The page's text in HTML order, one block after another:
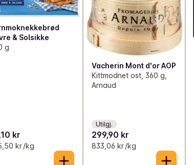
& Solsikke
g
kr
kr /kg
Vacherin Mont d'or AOP
Kittmodnet ost, 360 g,
Arnaud
Utilgj.
299,90 kr
833,06 kr /kg